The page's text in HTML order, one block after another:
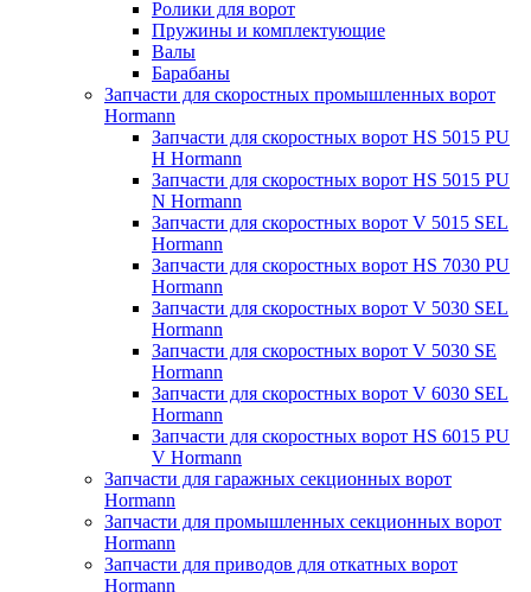
Ролики для ворот
Пружины и комплектующие
Валы
Барабаны
Запчасти для скоростных промышленных ворот
Hormann
Запчасти для скоростных ворот HS 5015 PU
H Hormann
Запчасти для скоростных ворот HS 5015 PU
N Hormann
Запчасти для скоростных ворот V 5015 SEL
Hormann
Запчасти для скоростных ворот HS 7030 PU
Hormann
Запчасти для скоростных ворот V 5030 SEL
Hormann
Запчасти для скоростных ворот V 5030 SE
Hormann
Запчасти для скоростных ворот V 6030 SEL
Hormann
Запчасти для скоростных ворот HS 6015 PU
V Hormann
Запчасти для гаражных секционных ворот
Hormann
Запчасти для промышленных секционных ворот
Hormann
Запчасти для приводов для откатных ворот
Hormann